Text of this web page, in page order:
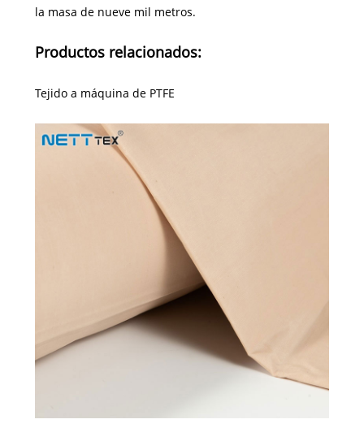
la masa de nueve mil metros.
Productos relacionados:
Tejido a máquina de PTFE